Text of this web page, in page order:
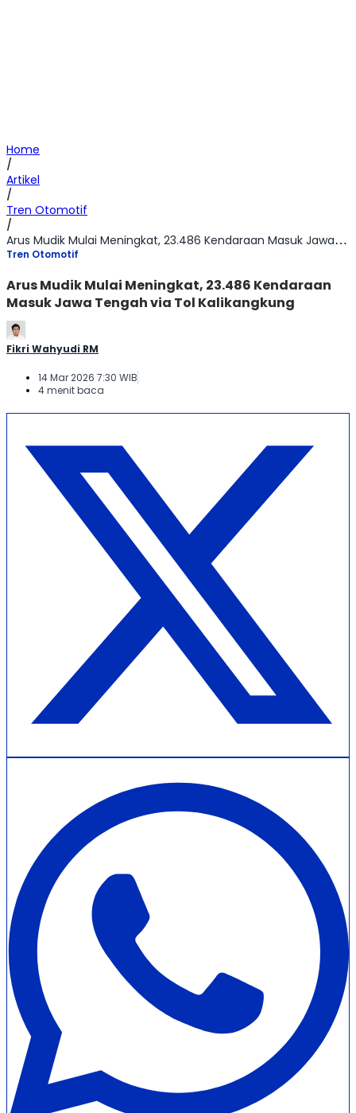
Home
/
Artikel
/
Tren Otomotif
/
Arus Mudik Mulai Meningkat, 23.486 Kendaraan Masuk Jawa Tengah via Tol Kalikangkung
Tren Otomotif
Arus Mudik Mulai Meningkat, 23.486 Kendaraan
Masuk Jawa Tengah via Tol Kalikangkung
Fikri Wahyudi RM
14 Mar 2026 7:30 WIB
4 menit baca